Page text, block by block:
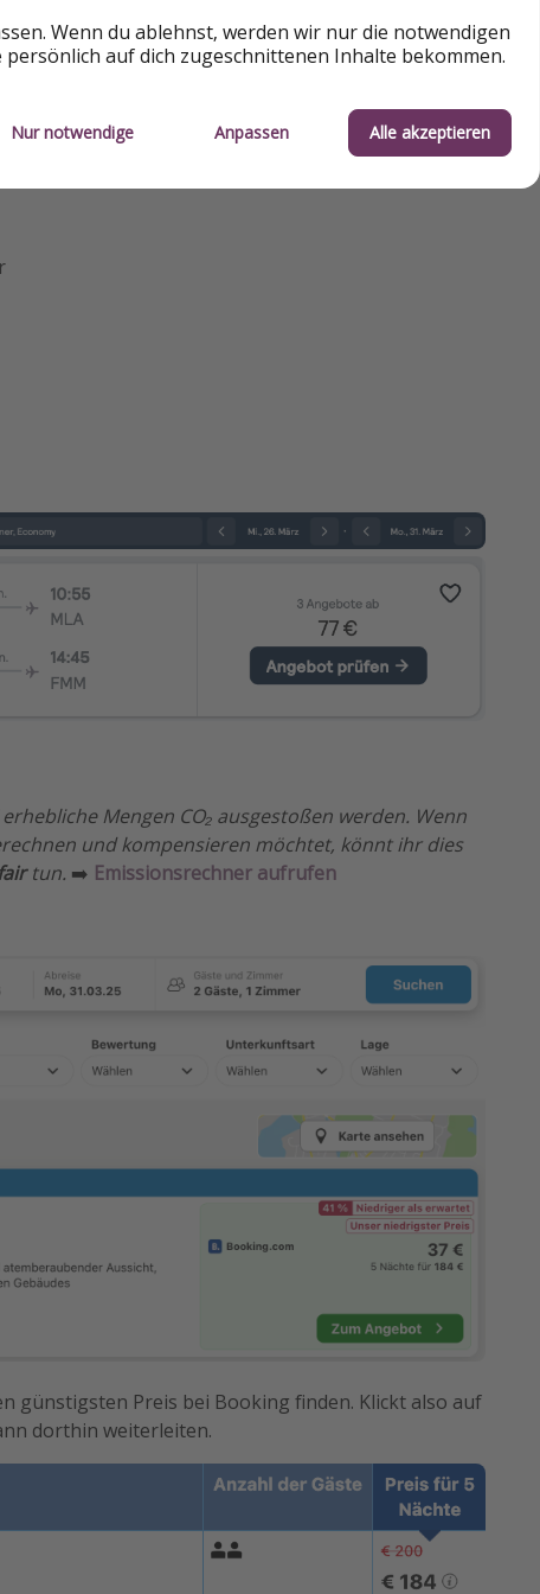
Mengen CO₂ ausgestoßen werden. Wenn
und kompensieren möchtet, könnt ihr dies
tun. ➡️ Emissionsrechner aufrufen
günstigsten Preis bei Booking finden. Klickt also auf
dorthin weiterleiten.
Wenn du ablehnst, werden wir nur die notwendigen
auf dich zugeschnittenen Inhalte bekommen.
Nur notwendige Anpassen Alle akzeptieren